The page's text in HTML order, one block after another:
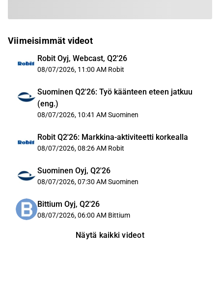
Viimeisimmät videot
Robit Oyj, Webcast, Q2'26
08/07/2026, 11:00 AM Robit
Suominen Q2'26: Työ käänteen eteen jatkuu
(eng.)
08/07/2026, 10:41 AM Suominen
Robit Q2'26: Markkina-aktiviteetti korkealla
08/07/2026, 08:26 AM Robit
Suominen Oyj, Q2'26
08/07/2026, 07:30 AM Suominen
Bittium Oyj, Q2'26
08/07/2026, 06:00 AM Bittium
Näytä kaikki videot